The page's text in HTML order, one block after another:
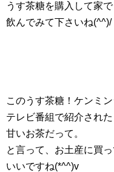
うす茶糖を購入して家で
飲んでみて下さいね(^^)/
このうす茶糖！ケンミ
テレビ番組で紹介された
甘いお茶だって。
と言って、お土産に買
いいですね(*^^)v